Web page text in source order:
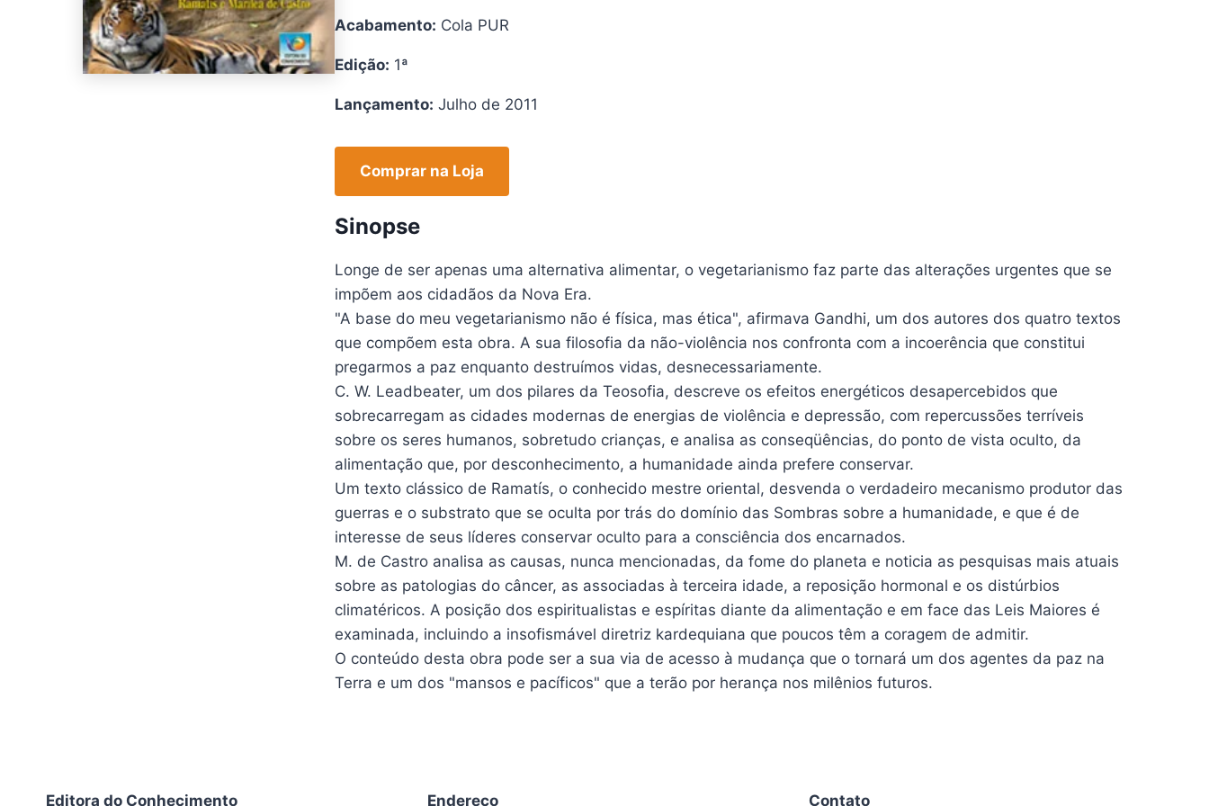
Acabamento: Cola PUR
Edição: 1ª
Lançamento: Julho de 2011
Comprar na Loja
Sinopse
Longe de ser apenas uma alternativa alimentar, o vegetarianismo faz parte das alterações urgentes que se
impõem aos cidadãos da Nova Era.
"A base do meu vegetarianismo não é física, mas ética", afirmava Gandhi, um dos autores dos quatro textos
que compõem esta obra. A sua filosofia da não-violência nos confronta com a incoerência que constitui
pregarmos a paz enquanto destruímos vidas, desnecessariamente.
C. W. Leadbeater, um dos pilares da Teosofia, descreve os efeitos energéticos desapercebidos que
sobrecarregam as cidades modernas de energias de violência e depressão, com repercussões terríveis
sobre os seres humanos, sobretudo crianças, e analisa as conseqüências, do ponto de vista oculto, da
alimentação que, por desconhecimento, a humanidade ainda prefere conservar.
Um texto clássico de Ramatís, o conhecido mestre oriental, desvenda o verdadeiro mecanismo produtor das
guerras e o substrato que se oculta por trás do domínio das Sombras sobre a humanidade, e que é de
interesse de seus líderes conservar oculto para a consciência dos encarnados.
M. de Castro analisa as causas, nunca mencionadas, da fome do planeta e noticia as pesquisas mais atuais
sobre as patologias do câncer, as associadas à terceira idade, a reposição hormonal e os distúrbios
climatéricos. A posição dos espiritualistas e espíritas diante da alimentação e em face das Leis Maiores é
examinada, incluindo a insofismável diretriz kardequiana que poucos têm a coragem de admitir.
O conteúdo desta obra pode ser a sua via de acesso à mudança que o tornará um dos agentes da paz na
Terra e um dos "mansos e pacíficos" que a terão por herança nos milênios futuros.
Editora do Conhecimento Endereço Contato